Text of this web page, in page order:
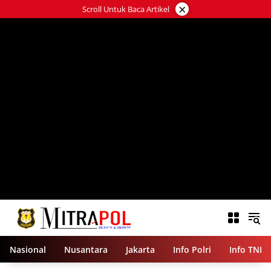
ke
Scroll Untuk Baca Artikel ×
Nasional Nusantara Jakarta Info Polri Info TNI